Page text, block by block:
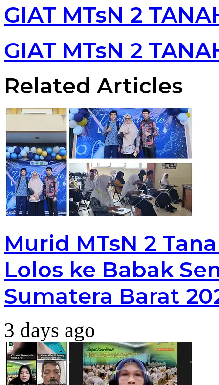
GIAT MTsN 2
GIAT MTsN 2
Related Articles
Murid MTsN 2
Lolos ke Babak
Sumatera Barat
3 days ago